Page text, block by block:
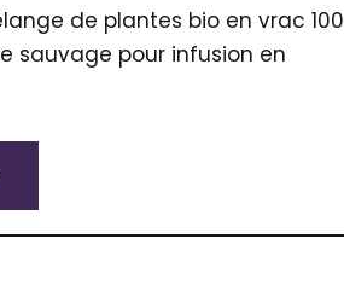
de plantes bio en vrac 100
sauvage pour infusion en